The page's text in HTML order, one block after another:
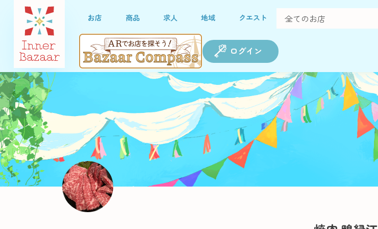
お店 商品 求人 地域 クエスト
ログイン